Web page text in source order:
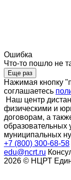
Ошибка
Что-то пошло не
Еще раз
Нажимая кнопку
соглашаетесь
Наш центр
физическими и
договорам, а
образовательных
муниципальных
+7 (800) 300-68-58
edu@ncrt.ru
2026 © НЦРТ